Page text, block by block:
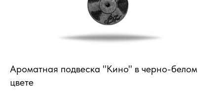
Ароматная подвеска "Кино" в черно-белом
цвете